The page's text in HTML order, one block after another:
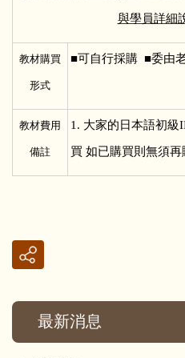
與學員詳細
教材購買
形式
■可自行採購 ■委由
教材費用
備註
1. 大家的日本語初級
買 如已購買則無須再
最新消息